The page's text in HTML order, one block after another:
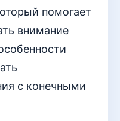
помогает
внимание
с конечными